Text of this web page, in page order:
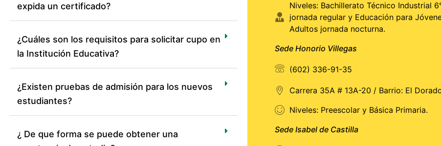
expida un certificado?
¿Cuáles son los requisitos para solicitar cupo en
la Institución Educativa?
¿Existen pruebas de admisión para los nuevos
estudiantes?
¿ De que forma se puede obtener una
Niveles: Bachillerato Técnico Industrial
jornada regular y Educación para
Adultos jornada nocturna.
Sede Honorio Villegas
(602) 336-91-35
Carrera 35A # 13A-20 / Barrio: El
Niveles: Preescolar y Básica Primaria.
Sede Isabel de Castilla